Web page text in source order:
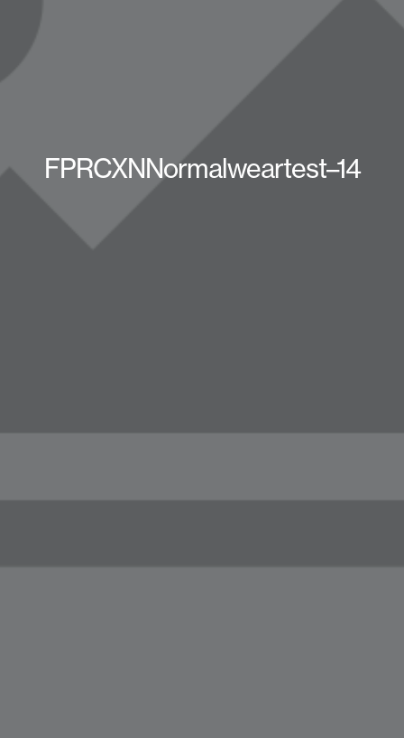
FPRCXNNormalweartest–14